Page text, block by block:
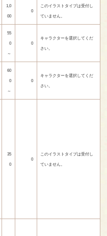
1,0
00
0
このイラストタイプは受付し
ていません。
55
0
～
0
キャラクターを選択してくだ
さい。
60
0
～
0
キャラクターを選択してくだ
さい。
35
0
0
このイラストタイプは受付し
ていません。